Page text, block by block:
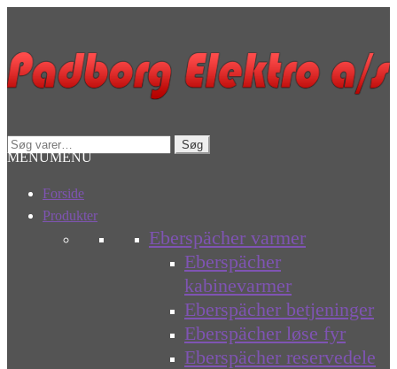
Spring
til
Spring
til
Søg
efter:
Søg
MENUMENU
Forside
Produkter
Eberspächer varmer
Eberspächer
kabinevarmer
Eberspächer betjeninger
Eberspächer løse fyr
Eberspächer reservedele